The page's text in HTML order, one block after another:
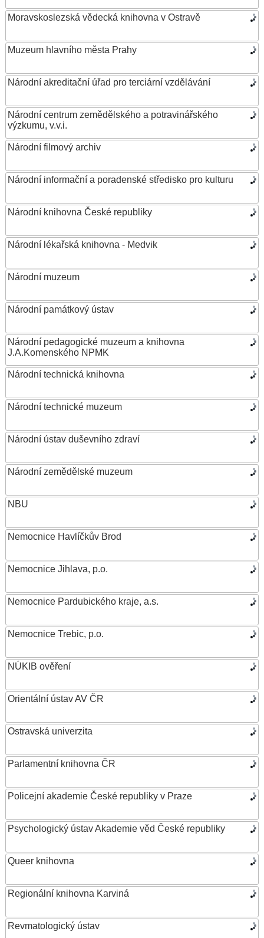
Moravskoslezská vědecká knihovna v Ostravě
Muzeum hlavního města Prahy
Národní akreditační úřad pro terciární vzdělávání
Národní centrum zemědělského a potravinářského
výzkumu, v.v.i.
Národní filmový archiv
Národní informační a poradenské středisko pro kulturu
Národní knihovna České republiky
Národní lékařská knihovna - Medvik
Národní muzeum
Národní památkový ústav
Národní pedagogické muzeum a knihovna
J.A.Komenského NPMK
Národní technická knihovna
Národní technické muzeum
Národní ústav duševního zdraví
Národní zemědělské muzeum
NBU
Nemocnice Havlíčkův Brod
Nemocnice Jihlava, p.o.
Nemocnice Pardubického kraje, a.s.
Nemocnice Trebic, p.o.
NÚKIB ověření
Orientální ústav AV ČR
Ostravská univerzita
Parlamentní knihovna ČR
Policejní akademie České republiky v Praze
Psychologický ústav Akademie věd České republiky
Queer knihovna
Regionální knihovna Karviná
Revmatologický ústav